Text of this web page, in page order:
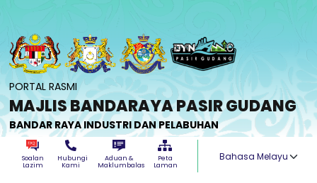
PORTAL RASMI
MAJLIS BANDARAYA PASIR GUDANG
BANDAR RAYA INDUSTRI DAN PELABUHAN
Soalan
Lazim
Hubungi
Kami
Aduan &
Maklumbalas
Peta
Laman
Select your